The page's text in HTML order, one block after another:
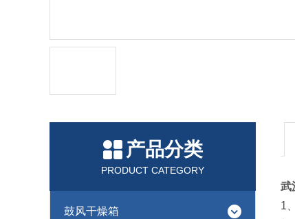
产品分类
PRODUCT CATEGORY
鼓风干燥箱
武
1